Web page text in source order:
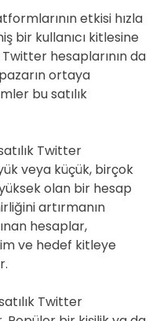
etkisi hızla
bir kullanıcı kitlesine
hesaplarının da
ortaya
bu satılık
Twitter
veya küçük, birçok
olan bir hesap
artırmanın
hesaplar,
ve hedef kitleye
Twitter